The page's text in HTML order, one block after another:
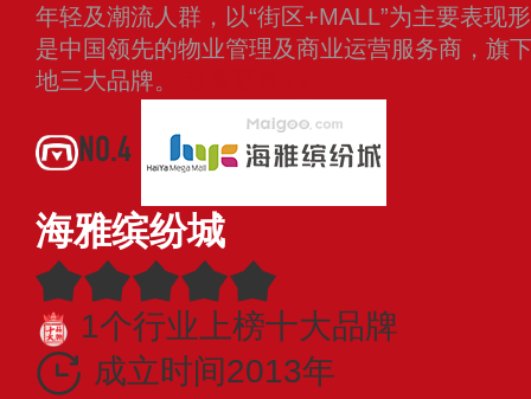
年轻及潮流人群，以“街区+MALL”为主要表现
是中国领先的物业管理及商业运营服务商，旗
地三大品牌。
NO.4
海雅缤纷城
1个行业上榜十大品牌
成立时间2013年